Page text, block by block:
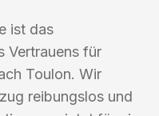
ist das
Vertrauens für
Toulon. Wir
reibungslos und